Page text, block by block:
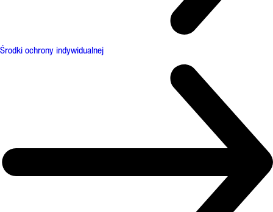
Środki ochrony indywidualnej